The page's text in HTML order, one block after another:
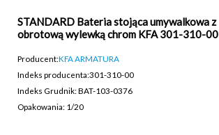
STANDARD Bateria stojąca umywalkowa z
obrotową wylewką chrom KFA 301-310-00
Producent:KFA ARMATURA
Indeks producenta:301-310-00
Indeks Grudnik: BAT-103-0376
Opakowania: 1/20